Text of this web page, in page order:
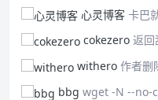
心灵博客 卡巴
cokezero 返回
withero 作者删除了
bbg wget -N --no-check-certificate https://